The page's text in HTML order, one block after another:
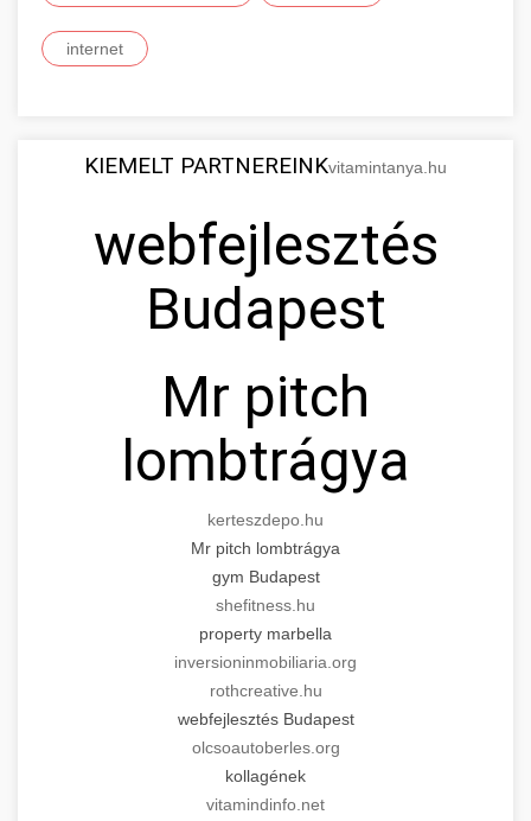
internet
KIEMELT PARTNEREINKvitamintanya.hu
webfejlesztés
Budapest
Mr pitch
lombtrágya
kerteszdepo.hu
Mr pitch lombtrágya
gym Budapest
shefitness.hu
property marbella
inversioninmobiliaria.org
rothcreative.hu
webfejlesztés Budapest
olcsoautoberles.org
kollagének
vitamindinfo.net